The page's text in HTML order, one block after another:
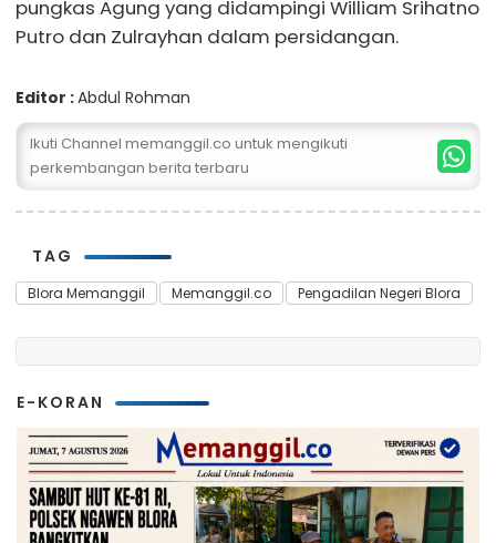
pungkas Agung yang didampingi William Srihatno
Putro dan Zulrayhan dalam persidangan.
Editor :Abdul Rohman
Ikuti Channel memanggil.co untuk mengikuti
perkembangan berita terbaru
TAG
Blora Memanggil Memanggil.co Pengadilan Negeri Blora
E-KORAN